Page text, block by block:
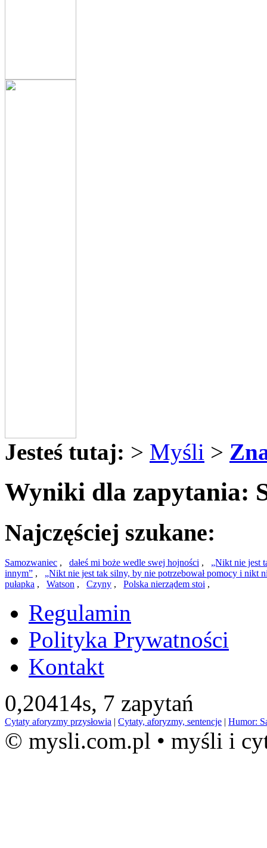
Jesteś tutaj: > Myśli >
Wyniki dla zapytania:
Najczęściej szukane:
Samozwaniec , dałeś mi boże wedle swej hojności , „Nikt nie jest
innym” , „Nikt nie jest tak silny, by nie potrzebował pomocy i nikt
pułapka , Watson , Czyny , Polska nierządem stoi ,
Regulamin
Polityka Prywatności
Kontakt
0,20414s, 7 zapytań
Cytaty aforyzmy przysłowia | Cytaty, aforyzmy, sentencje | Humor:
© mysli.com.pl • myśli i